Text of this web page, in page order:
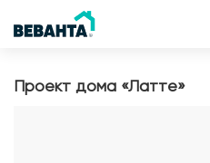
Проект дома «Латте»